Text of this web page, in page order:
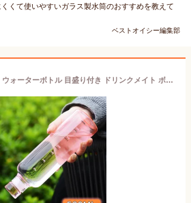
くて使いやすいガラス製水筒のおすすめを教えて
ベストオイシー編集部
水筒 ガラス 500ML ウォーターボトル 目盛り付き ドリンクメイト ボトル ボトルホルダー ガラスボトル タイムマーカー 携帯便利 漏れ防止 子供 キッズ 直飲み 女の子 おしゃれ スポーツ かわいい 女子 大人 プラスチック スポーツボトル 通学通勤